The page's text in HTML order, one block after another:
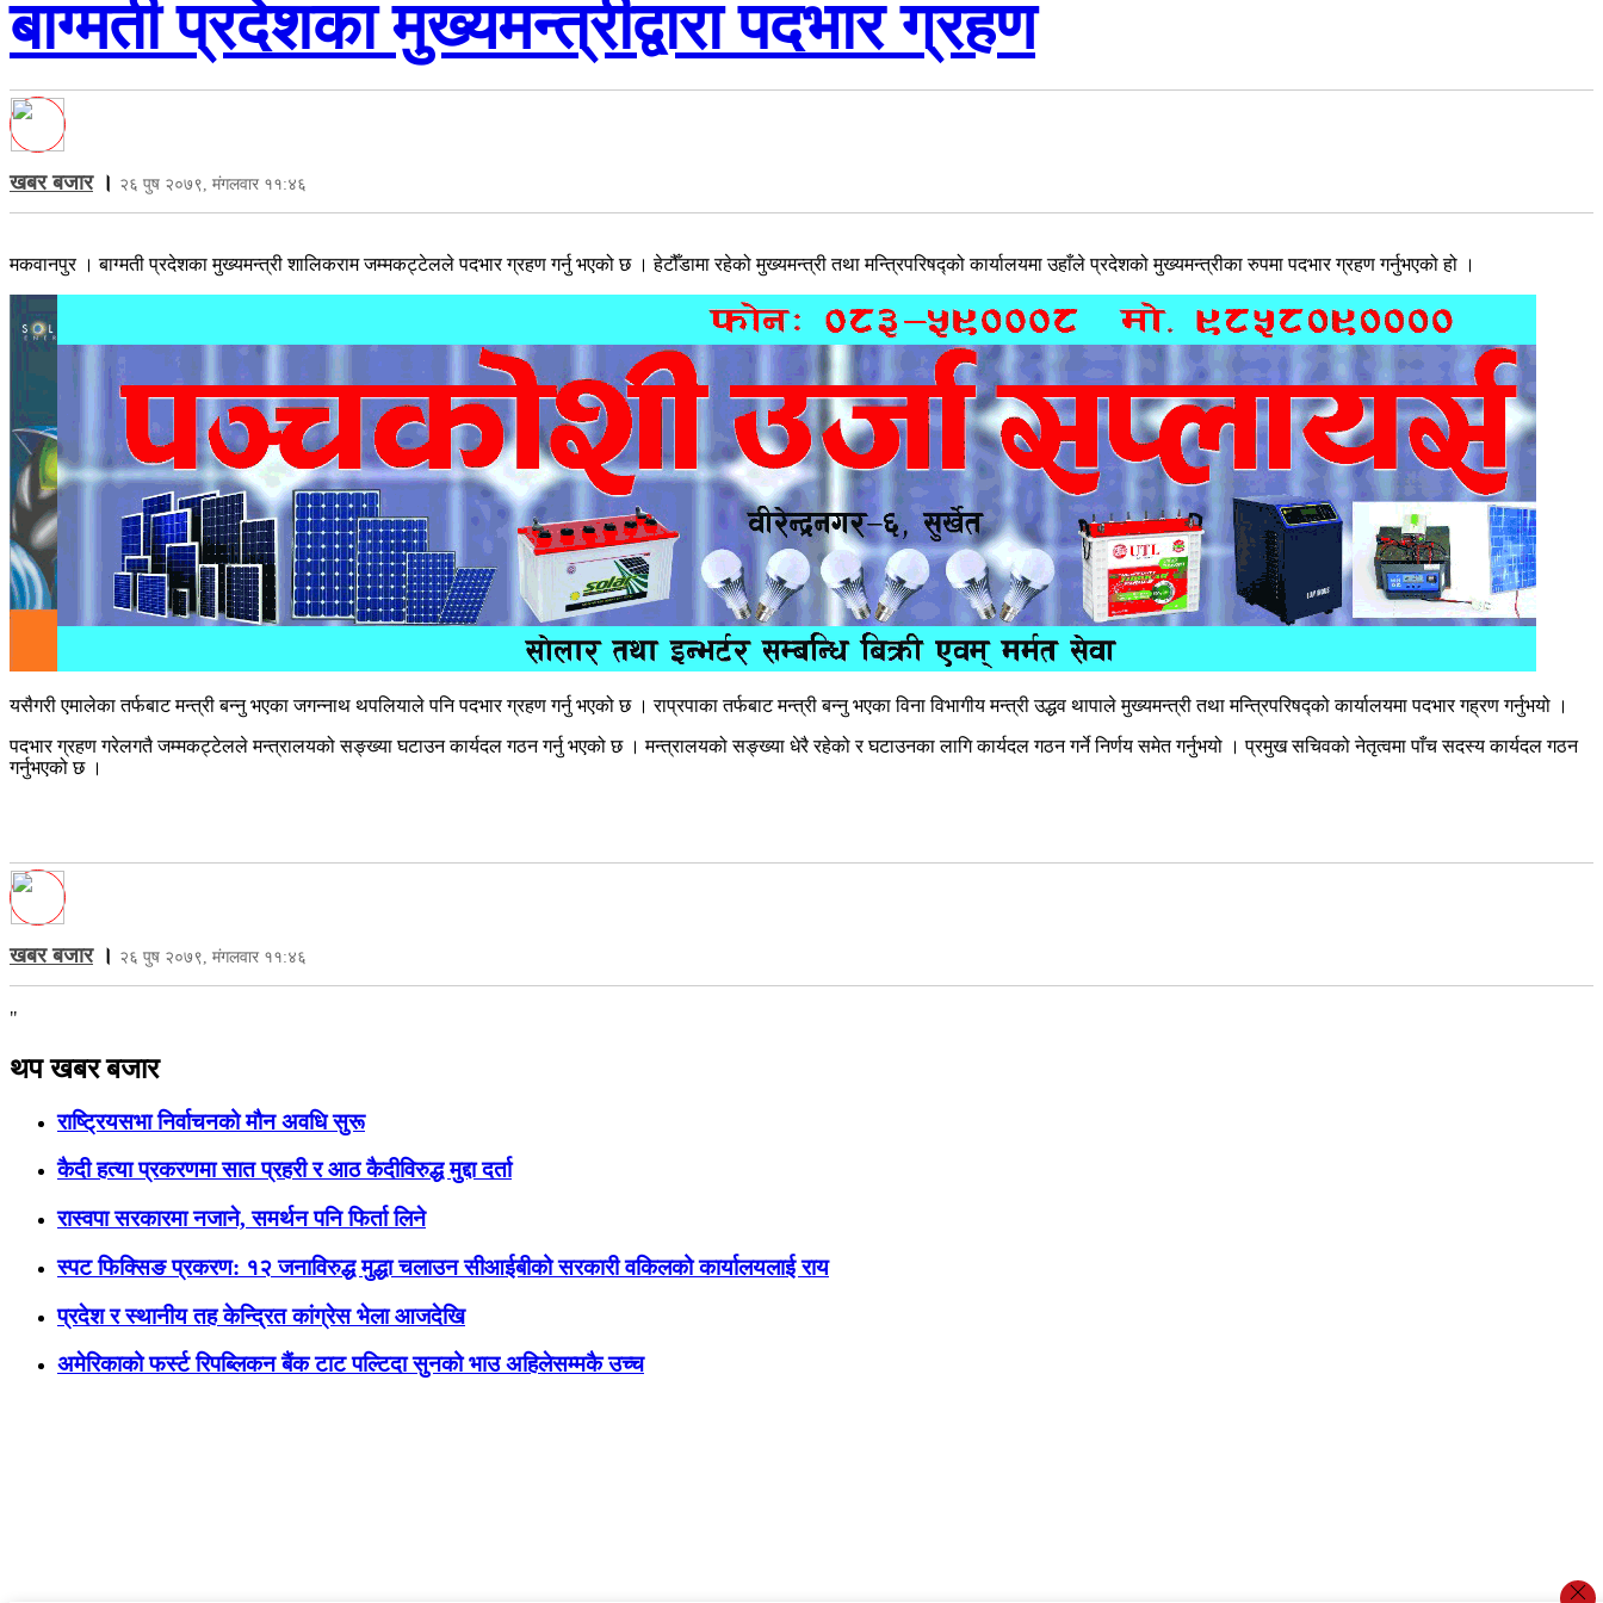
बाग्मती प्रदेशका मुख्यमन्त्रीद्वारा पदभार ग्रहण
खबर बजार। २६ पुष २०७९, मंगलवार ११:४६
मकवानपुर । बाग्मती प्रदेशका मुख्यमन्त्री शालिकराम जम्मकट्टेलले पदभार ग्रहण गर्नु भएको छ । हेटौँडामा रहेको मुख्यमन्त्री तथा मन्त्रिपरिषद्को कार्यालयमा उहाँले प्रदेशको मुख्यमन्त्रीका रुपमा पदभार ग्रहण गर्नुभएको हो ।
यसैगरी एमालेका तर्फबाट मन्त्री बन्नु भएका जगन्नाथ थपलियाले पनि पदभार ग्रहण गर्नु भएको छ । राप्रपाका तर्फबाट मन्त्री बन्नु भएका विना विभागीय मन्त्री उद्धव थापाले मुख्यमन्त्री तथा मन्त्रिपरिषद्को कार्यालयमा पदभार गह्रण गर्नुभयो ।
पदभार ग्रहण गरेलगतै जम्मकट्टेलले मन्त्रालयको सङ्ख्या घटाउन कार्यदल गठन गर्नु भएको छ । मन्त्रालयको सङ्ख्या धेरै रहेको र घटाउनका लागि कार्यदल गठन गर्ने निर्णय समेत गर्नुभयो । प्रमुख सचिवको नेतृत्वमा पाँच सदस्य कार्यदल गठन
गर्नुभएको छ ।
खबर बजार। २६ पुष २०७९, मंगलवार ११:४६
"
थप खबर बजार
राष्ट्रियसभा निर्वाचनको मौन अवधि सुरू
कैदी हत्या प्रकरणमा सात प्रहरी र आठ कैदीविरुद्ध मुद्दा दर्ता
रास्वपा सरकारमा नजाने, समर्थन पनि फिर्ता लिने
स्पट फिक्सिङ प्रकरण: १२ जनाविरुद्ध मुद्धा चलाउन सीआईबीको सरकारी वकिलको कार्यालयलाई राय
प्रदेश र स्थानीय तह केन्द्रित कांग्रेस भेला आजदेखि
अमेरिकाको फर्स्ट रिपब्लिकन बैंक टाट पल्टिदा सुनको भाउ अहिलेसम्मकै उच्च